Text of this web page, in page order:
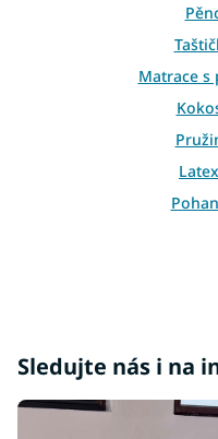
Matrace s
Sledujte nás i na